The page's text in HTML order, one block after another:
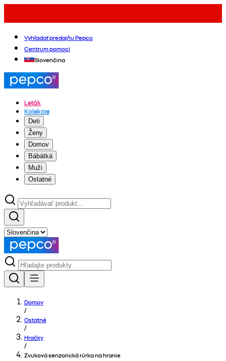
Vyhľadať predajňu Pepco
Centrum pomoci
Slovenčina
Leták
Kolekcie
Deti
Ženy
Domov
Bábätká
Muži
Ostatné
Domov
/
Ostatné
/
Hračky
/
Zvuková senzorická rúrka na hranie